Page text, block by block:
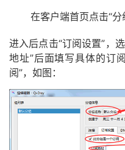
在客户端首页点击“
进入后点击“订阅设置”，
地址”后面填写具体的订
阅”，如图：